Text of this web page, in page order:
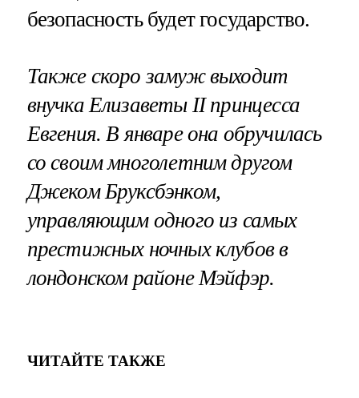
безопасность будет государство.
Также скоро замуж выходит
внучка Елизаветы II принцесса
Евгения. В январе она обручилась
со своим многолетним другом
Джеком Бруксбэнком,
управляющим одного из самых
престижных ночных клубов в
лондонском районе Мэйфэр.
ЧИТАЙТЕ ТАКЖЕ